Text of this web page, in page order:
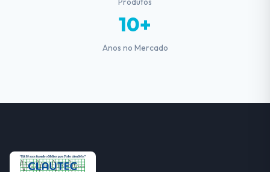
10+
Anos no Mercado